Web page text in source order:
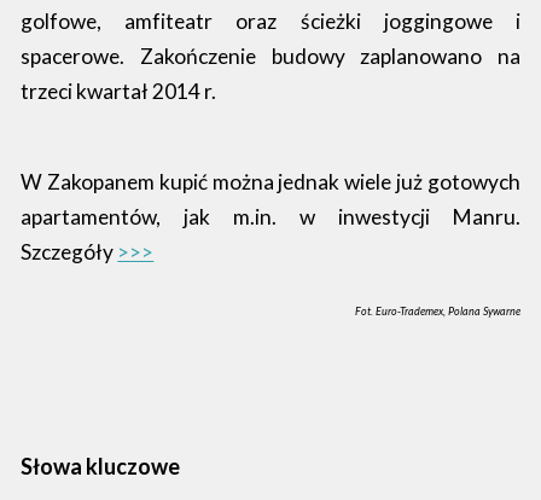
golfowe, amfiteatr oraz ścieżki joggingowe i
spacerowe. Zakończenie budowy zaplanowano na
trzeci kwartał 2014 r.
W Zakopanem kupić można jednak wiele już gotowych
apartamentów, jak m.in. w inwestycji Manru.
Szczegóły >>>
Fot. Euro-Trademex, Polana Sywarne
Słowa kluczowe